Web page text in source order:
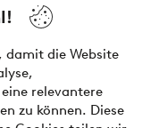
damit die Website
relevantere
zu können. Diese